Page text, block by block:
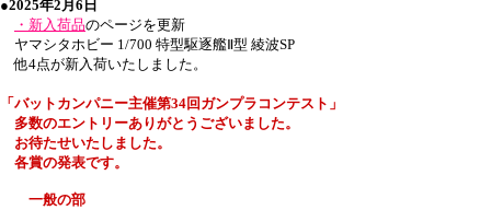
●2025年2月6日
・新入荷品のページを更新
ヤマシタホビー 1/700 特型駆逐艦Ⅱ型 綾波SP
他4点が新入荷いたしました。
「バットカンパニー主催第34回 ガンプラコンテスト」
多数のエントリーありがとうございました。
お待たせいたしました。
各賞の発表です。
一般の部